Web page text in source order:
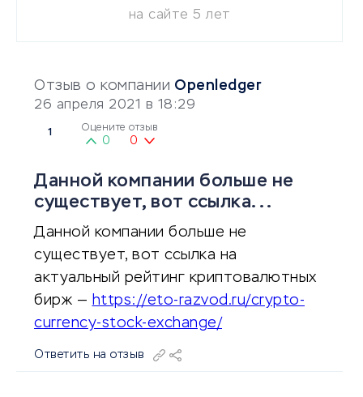
Отзыв о компании Openledger
26 апреля 2021 в 18:29
1 Оцените отзыв
0 0
Данной компании больше не
существует, вот ссылка...
Данной компании больше не
существует, вот ссылка на
актуальный рейтинг криптовалютных
бирж — https://eto-razvod.ru/crypto-
currency-stock-exchange/
Ответить на отзыв
на сайте 5 лет